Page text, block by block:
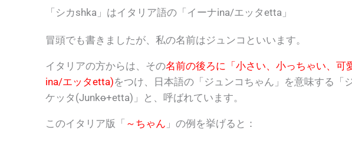
「シカshka 」はイタリア語の「イーナina/エッタetta」
冒頭でも書きましたが、私の名前はジュンコといいます。
イタリアの方からは、その名前の後ろに「小さい、小っちゃい、
ina/エッタetta)をつけ、日本語の 「ジュンコちゃん」 を意味する 「
ケッタ(Junko+etta)」 と、呼ばれています。
このイタリア版「 ～ちゃん 」の例を挙げると：